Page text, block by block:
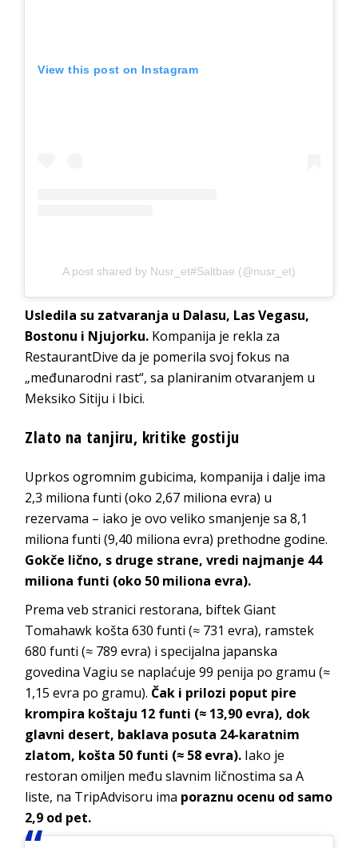
View this post on Instagram
A post shared by Nusr_et#Saltbae (@nusr_et)
Usledila su zatvaranja u Dalasu, Las Vegasu,
Bostonu i Njujorku. Kompanija je rekla za
RestaurantDive da je pomerila svoj fokus na
„međunarodni rast“, ​​sa planiranim otvaranjem u
Meksiko Sitiju i Ibici.
Zlato na tanjiru, kritike gostiju
Uprkos ogromnim gubicima, kompanija i dalje ima
2,3 miliona funti (oko 2,67 miliona evra) u
rezervama – iako je ovo veliko smanjenje sa 8,1
miliona funti (9,40 miliona evra) prethodne godine.
Gokče lično, s druge strane, vredi najmanje 44
miliona funti (oko 50 miliona evra).
Prema veb stranici restorana, biftek Giant
Tomahawk košta 630 funti (≈ 731 evra), ramstek
680 funti (≈ 789 evra) i specijalna japanska
govedina Vagiu se naplaćuje 99 penija po gramu (≈
1,15 evra po gramu). Čak i prilozi poput pire
krompira koštaju 12 funti (≈ 13,90 evra), dok
glavni desert, baklava posuta 24-karatnim
zlatom, košta 50 funti (≈ 58 evra). Iako je
restoran omiljen među slavnim ličnostima sa A
liste, na TripAdvisoru ima poraznu ocenu od samo
2,9 od pet.